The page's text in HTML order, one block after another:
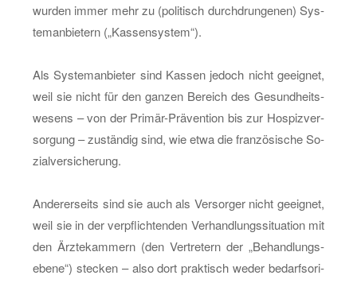
wur­den immer mehr zu (po­li­tisch durch­drun­ge­nen) Sys­
tem­an­bie­tern („Kas­sen­sys­tem“).
Als Sys­tem­an­bie­ter sind Kas­sen je­doch nicht ge­eig­net,
weil sie nicht für den gan­zen Be­reich des Ge­sund­heits­
we­sens – von der Pri­mär-Prä­ven­ti­on bis zur Hos­piz­ver­
sor­gung – zu­stän­dig sind, wie etwa die fran­zö­si­sche So­
zi­al­ver­si­che­rung.
An­de­rer­seits sind sie auch als Ver­sor­ger nicht ge­eig­net,
weil sie in der ver­pflich­ten­den Ver­hand­lungs­si­tua­ti­on mit
den Ärz­te­kam­mern (den Ver­tre­tern der „Be­hand­lungs­
ebe­ne“) ste­cken – also dort prak­tisch weder be­darfs­ori­